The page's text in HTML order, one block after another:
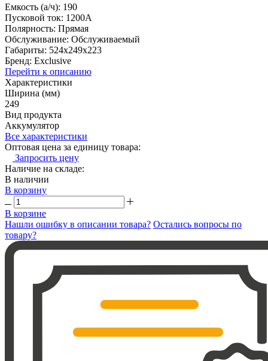
Емкость (а/ч): 190
Пусковой ток: 1200А
Полярность: Прямая
Обслуживание: Обслуживаемый
Габариты: 524x249x223
Бренд: Exclusive
Перейти к описанию
Характеристики
Ширина (мм)
249
Вид продукта
Аккумулятор
Все характеристики
Оптовая цена за единицу товара:
Запросить цену
Наличие на складе:
В наличии
В корзину
В корзине
Нашли ошибку в описании товара? Остались вопросы по
товару?